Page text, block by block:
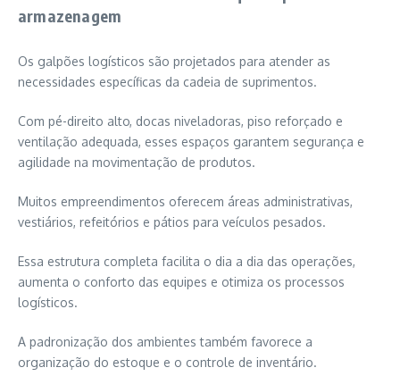
armazenagem
Os galpões logísticos são projetados para atender as
necessidades específicas da cadeia de suprimentos.
Com pé-direito alto, docas niveladoras, piso reforçado e
ventilação adequada, esses espaços garantem segurança e
agilidade na movimentação de produtos.
Muitos empreendimentos oferecem áreas administrativas,
vestiários, refeitórios e pátios para veículos pesados.
Essa estrutura completa facilita o dia a dia das operações,
aumenta o conforto das equipes e otimiza os processos
logísticos.
A padronização dos ambientes também favorece a
organização do estoque e o controle de inventário.